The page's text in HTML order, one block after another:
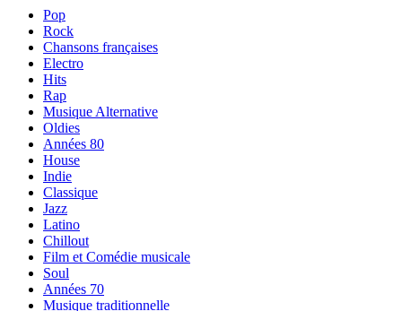
Pop
Rock
Chansons françaises
Electro
Hits
Rap
Musique Alternative
Oldies
Années 80
House
Indie
Classique
Jazz
Latino
Chillout
Film et Comédie musicale
Soul
Années 70
Musique traditionnelle